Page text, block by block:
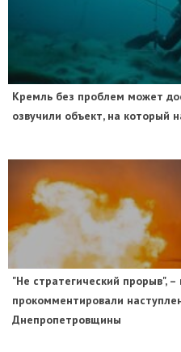
​Кремль без проблем может
озвучили объект, на который
"Не стратегический прорыв",
прокомментировали
Днепропетровщины